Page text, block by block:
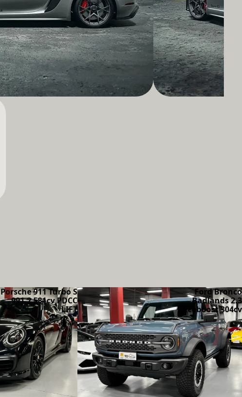
Porsche 911 Turbo S
991.2 581cv PDCC
LIFT
Ford Bronco
Badlands 2.3
Ecoboost 304cv